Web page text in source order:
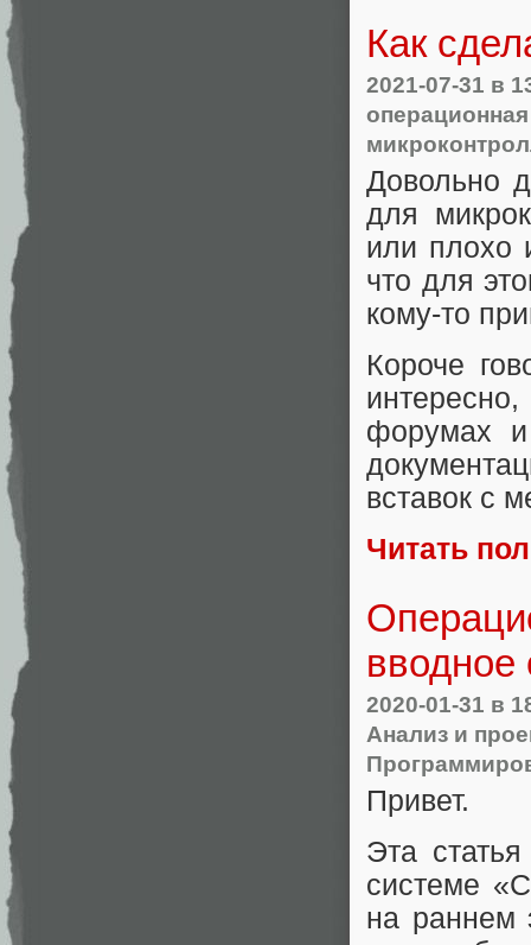
Как
2021-07-31 в
Довольно
для
или плохо
что для
кому-то
Короче
форумах
вставок с
Читать
вводное
2020-01-31 в
Анализ и
Привет.
Эта
системе
на раннем